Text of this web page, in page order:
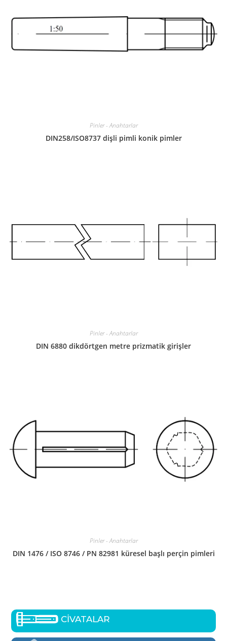
Pinler - Anahtarlar
DIN258/ISO8737 dişli pimli konik pimler
Pinler - Anahtarlar
DIN 6880 dikdörtgen metre prizmatik girişler
Pinler - Anahtarlar
DIN 1476 / ISO 8746 / PN 82981 küresel başlı perçin pimleri
CİVATALAR